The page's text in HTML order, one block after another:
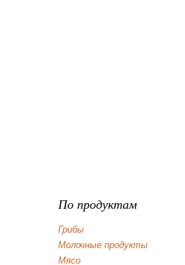
По продуктам
Грибы
Молочные продукты
Мясо